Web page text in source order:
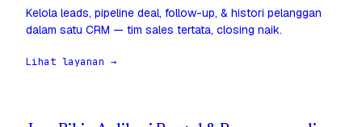
Kelola leads, pipeline deal, follow-up, & histori pelanggan
dalam satu CRM — tim sales tertata, closing naik.
Lihat layanan →